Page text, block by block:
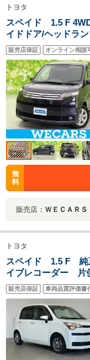
トヨタ
スペイド 1.5 F
イドドア/ヘッドラ
バックモニター/フ
グ 助手席
販売店保証 オンライン相談
無
料
販売店： ＷＥＣＡＲ
トヨタ
スペイド 1.5 F 純
イブレコーダー
エアコン 電動格
ルミホイール プ
販売店保証 車両品質評価書